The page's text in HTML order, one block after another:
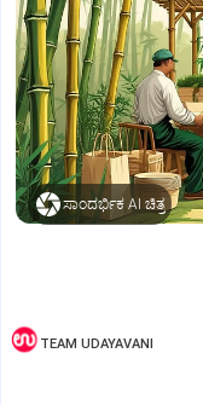
ಸಾಂದರ್ಭಿಕ AI ಚಿತ್ರ
TEAM UDAYAVANI